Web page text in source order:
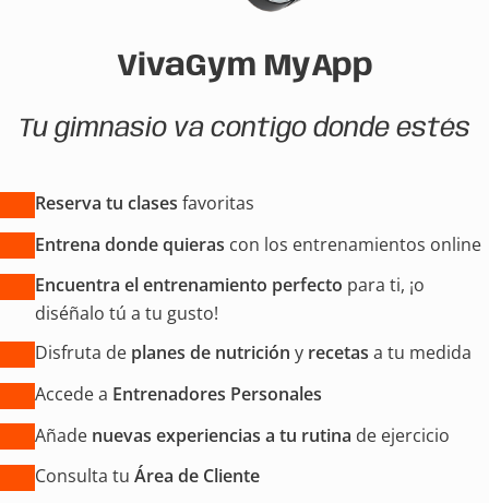
VivaGym MyApp
Tu gimnasio va contigo donde estés
Reserva tu clases favoritas
Entrena donde quieras con los entrenamientos online
Encuentra el entrenamiento perfecto para ti, ¡o
diséñalo tú a tu gusto!
Disfruta de planes de nutrición y recetas a tu medida
Accede a Entrenadores Personales
Añade nuevas experiencias a tu rutina de ejercicio
Consulta tu Área de Cliente